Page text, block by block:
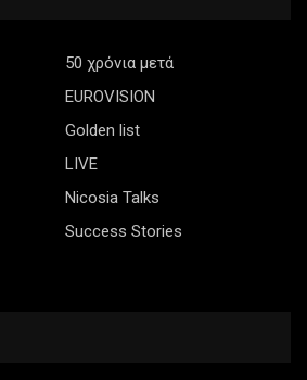
50 χρόνια μετά
EUROVISION
Golden list
LIVE
Nicosia Talks
Success Stories